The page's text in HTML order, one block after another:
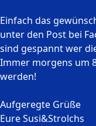
Einfach das
unter den Post bei
sind gespannt wer
Immer morgens um
werden!
Aufgeregte Grüße
Eure Susi&Strolchs